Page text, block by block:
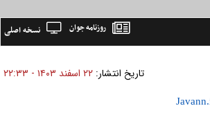
نسخه اصلی روزنامه جوان
تاریخ انتشار: ۲۲ اسفند ۱۴۰۳ - ۲۲:۳۳